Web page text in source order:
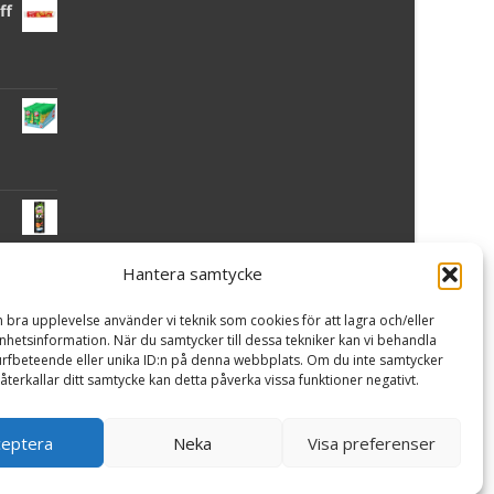
Hantera samtycke
bra upplevelse använder vi teknik som cookies för att lagra och/eller
När du samtycker till dessa tekniker kan vi behandla
eller unika ID:n på denna webbplats. Om du inte samtycker
ditt samtycke kan detta påverka vissa funktioner negativt.
Neka Visa preferenser
-
Powered by WordPress